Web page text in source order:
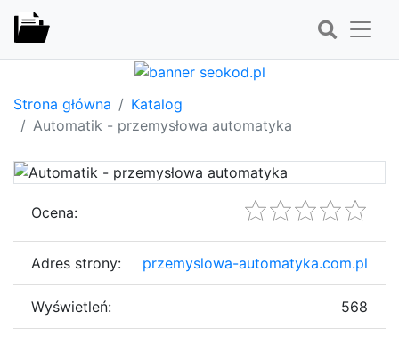
Strona główna
Katalog
Automatik - przemysłowa automatyka
Ocena:
Adres strony: przemyslowa-automatyka.com.pl
Wyświetleń: 568